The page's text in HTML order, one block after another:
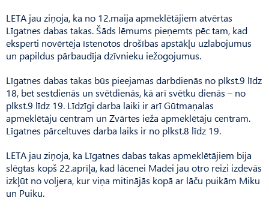
LETA jau ziņoja, ka no 12.maija apmeklētājiem atvērtas
Līgatnes dabas takas. Šāds lēmums pieņemts pēc tam, kad
eksperti novērtēja īstenotos drošības apstākļu uzlabojumus
un papildus pārbaudīja dzīvnieku iežogojumus.
Līgatnes dabas takas būs pieejamas darbdienās no plkst.9 līdz
18, bet sestdienās un svētdienās, kā arī svētku dienās – no
plkst.9 līdz 19. Līdzīgi darba laiki ir arī Gūtmaņalas
apmeklētāju centram un Zvārtes ieža apmeklētāju centram.
Līgatnes pārceltuves darba laiks ir no plkst.8 līdz 19.
LETA jau ziņoja, ka Līgatnes dabas takas apmeklētājiem bija
slēgtas kopš 22.aprīļa, kad lācenei Madei jau otro reizi izdevās
izkļūt no voljera, kur viņa mitinājās kopā ar lāču puikām Miku
un Puiku.